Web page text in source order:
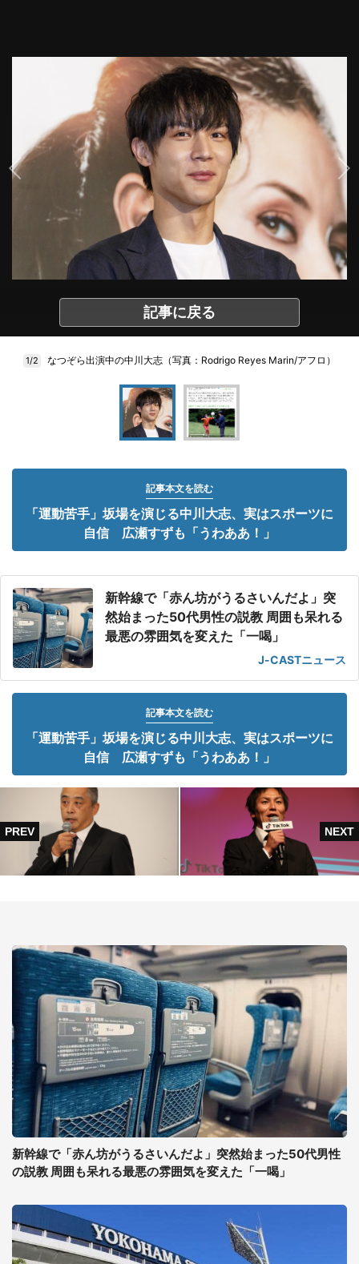
記事に戻る
1/2 なつぞら出演中の中川大志（写真：Rodrigo Reyes Marin/アフロ）
記事本文を読む
「運動苦手」坂場を演じる中川大志、実はスポーツに
自信 広瀬すずも「うわああ！」
新幹線で「赤ん坊がうるさいんだよ」突
然始まった50代男性の説教 周囲も呆れる
最悪の雰囲気を変えた「一喝」
J-CASTニュース
記事本文を読む
「運動苦手」坂場を演じる中川大志、実はスポーツに
自信 広瀬すずも「うわああ！」
新幹線で「赤ん坊がうるさいんだよ」突然始まった50代男性
の説教 周囲も呆れる最悪の雰囲気を変えた「一喝」